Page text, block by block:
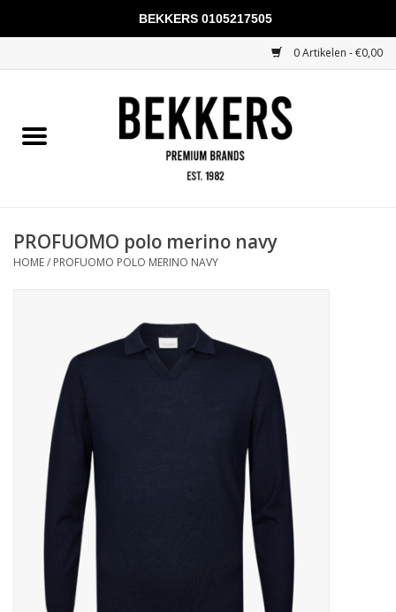
0 Artikelen - €0,00
Mannen
KADOBONNEN
PROFUOMO polo merino navy
HOME/ PROFUOMO POLO MERINO NAVY
BEKKERS 0105217505